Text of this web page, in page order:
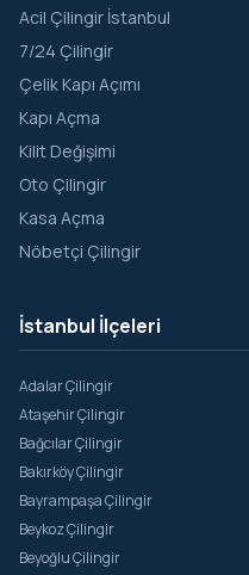
Acil Çilingir İstanbul
7/24 Çilingir
Çelik Kapı Açımı
Kapı Açma
Kilit Değişimi
Oto Çilingir
Kasa Açma
Nöbetçi Çilingir
İstanbul İlçeleri
Adalar Çilingir
Ataşehir Çilingir
Bağcılar Çilingir
Bakırköy Çilingir
Bayrampaşa Çilingir
Beykoz Çilingir
Beyoğlu Çilingir